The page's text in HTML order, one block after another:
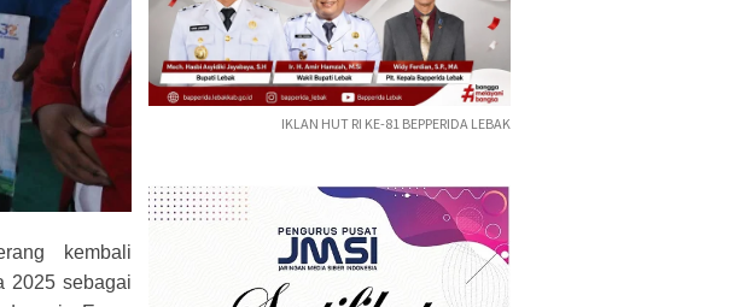
kembali
2025 sebagai
IKLAN HUT RI KE-81 BEPPERIDA LEBAK